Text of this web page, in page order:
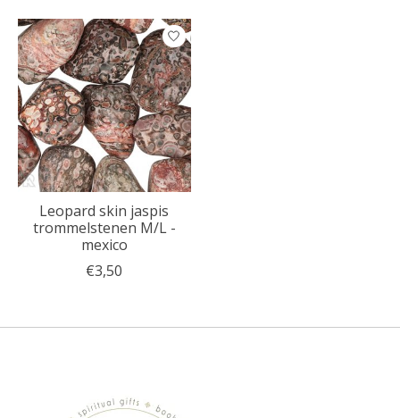
Leopard skin jaspis
trommelstenen M/L -
mexico
€3,50